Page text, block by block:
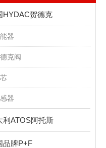
HYDAC贺德克
器
克阀
器
利ATOS阿托斯
品牌P+F